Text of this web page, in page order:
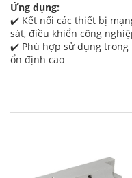
Ứng dụng:
✔️ Kết nối các thiết bị
sát, điều khiển công
✔️ Phù hợp sử dụng trong
ổn định cao